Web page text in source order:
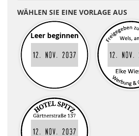
WÄHLEN SIE EINE VORLAGE AUS
Leer beginnen